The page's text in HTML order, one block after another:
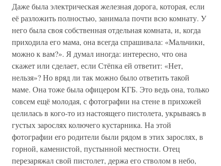
Даже была электрическая железная дорога, которая, если
её разложить полностью, занимала почти всю комнату. У
него была своя собственная отдельная комната, и, когда
приходила его мама, она всегда спрашивала: «Мальчики,
можно к вам?». Я думал иногда: интересно, что она
скажет или сделает, если Стёпка ей ответит: «Нет,
нельзя»? Но вряд ли так можно было ответить такой
маме. Она тоже была офицером КГБ. Это ведь она, только
совсем ещё молодая, с фотографии на стене в прихожей
целилась в кого-то из настоящего пистолета, укрываясь в
густых зарослях колючего кустарника. На этой
фотографии его родители были рядом в этих зарослях, в
горной, каменистой, пустынной местности. Отец
перезаряжал свой пистолет, держа его стволом в небо,